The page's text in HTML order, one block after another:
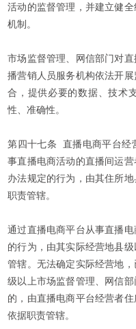
活动的监督管理，并建立健
机制。
市场监督管理、网信部门对
播营销人员服务机构依法开
合，提供必要的数据、技术
性、准确性。
第四十七条 直播电商平台经
事直播电商活动的直播间运
办法规定的行为，由其住所
职责管辖。
通过直播电商平台从事直播
的行为，由其实际经营地县
管辖。无法确定实际经营地
级以上市场监督管理、网信
的，由直播电商平台经营者
依据职责管辖。